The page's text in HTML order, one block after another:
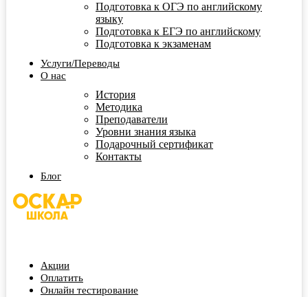
Подготовка к ОГЭ по английскому
языку
Подготовка к ЕГЭ по английскому
Подготовка к экзаменам
Услуги/Переводы
О нас
История
Методика
Преподаватели
Уровни знания языка
Подарочный сертификат
Контакты
Блог
Акции
Оплатить
Онлайн тестирование